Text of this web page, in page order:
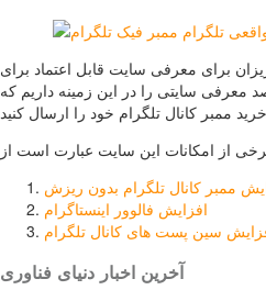
برای معرفی سایت قابل اعتماد برای
معرفی سایتی را در این زمینه داریم که
ممبر کانال تلگرام بدون ریزش
افزایش فالوور اینستاگرام
سین پست های کانال تلگرام
آخرین اخبار دنیای فناوری